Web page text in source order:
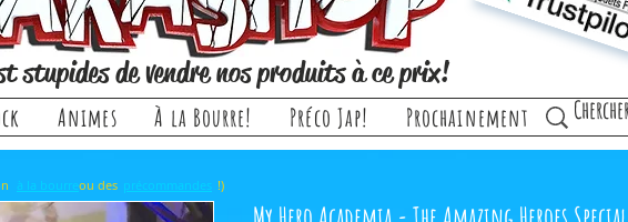
stupides de vendre nos produits à ce prix!
Animes À la Bourre! Préco Jap! Prochainement
de la section ou des !)
à la bourre précommandes